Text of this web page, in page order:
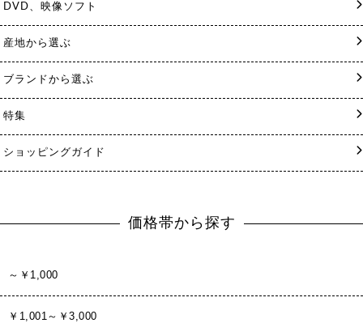
DVD、映像ソフト
産地から選ぶ
ブランドから選ぶ
特集
ショッピングガイド
価格帯から探す
～￥1,000
￥1,001～￥3,000